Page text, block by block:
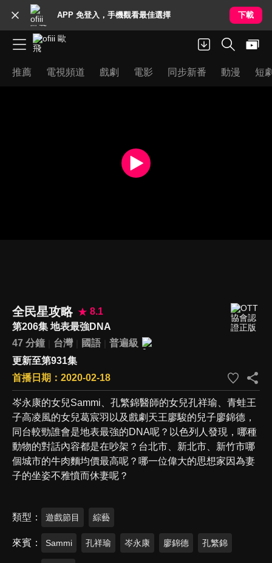
APP 免登入，手機觀看最佳選擇 下載
推薦 電視頻道 戲劇 電影 同步新番 動漫 短
全民星攻略
8.1
第206集 地表最強DNA
47 分鐘
台灣 國語
普遍級
更新至第931集
首播日期：2020-02-18
岑永康的女兒Sammi、孔繁錦醫師的女兒孔祥瑜、青蛙王
子高凌風的女兒葛宸羽以及戲劇天王廖駿的兒子廖錦德，
同台較勁誰會是地表最強的DNA呢？以色列人發現，哪種
動物的對話內容都是在吵架？台北市、新北市、新竹市哪
個城市的牛肉麵均價最高呢？哪一位偉大的思想家因為妻
子的坐姿不雅憤而休妻呢？
類型 遊戲節目 綜藝
來賓 Sammi 孔祥瑜 岑永康 廖錦德 孔繁錦